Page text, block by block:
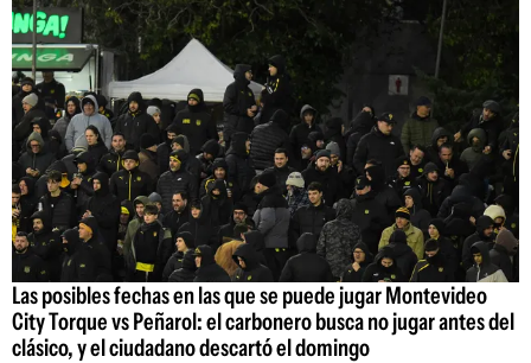
Las posibles fechas en las que se puede jugar Montevideo
City Torque vs Peñarol: el carbonero busca no jugar antes del
clásico, y el ciudadano descartó el domingo